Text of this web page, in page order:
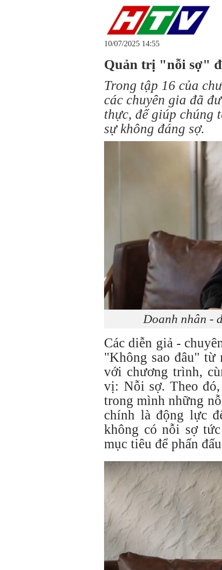
10/07/2025 14:55
Quản trị "nỗi sợ"
Trong tập 16 của
các chuyên gia đã
thực, để giúp chúng
sự không đáng sợ.
Doanh nhân -
Các diễn giả -
"Không sao đâu" từ
với chương trình,
vị: Nỗi sợ. Theo
trong mình những
chính là động lực
không có nỗi sợ
mục tiêu để phấn